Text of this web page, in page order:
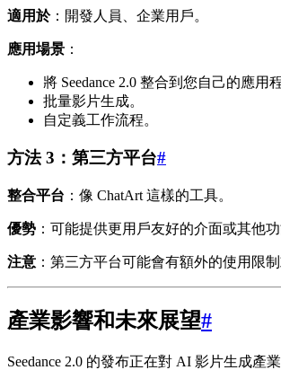
適用於：開發人員、企業用戶。
應用場景 ：
將 Seedance 2.0 整合到您自己的應用
批量影片生成。
自定義工作流程。
方法 3：第三方平台#
整合平台 ：像 ChatArt 這樣的工具。
優勢 ：可能提供更用戶友好的介面或其他功
注意 ：第三方平台可能會有額外的使用限制
產業影響和未來展望#
Seedance 2.0 的發布正在對 AI 影片生成產